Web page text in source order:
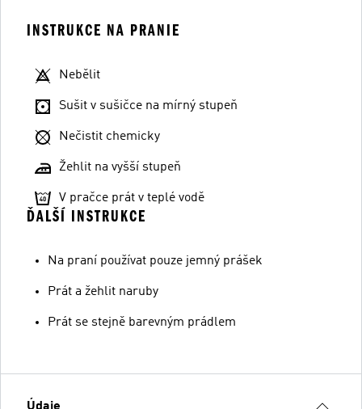
INSTRUKCE NA PRANIE
Nebělit
Sušit v sušičce na mírný stupeň
Nečistit chemicky
Žehlit na vyšší stupeň
V pračce prát v teplé vodě
ĎALŠÍ INSTRUKCE
Na praní používat pouze jemný prášek
Prát a žehlit naruby
Prát se stejně barevným prádlem